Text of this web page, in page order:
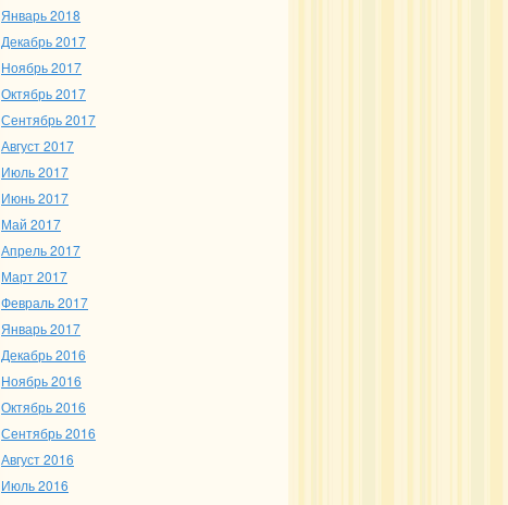
Январь 2018
Декабрь 2017
Ноябрь 2017
Октябрь 2017
Сентябрь 2017
Август 2017
Июль 2017
Июнь 2017
Май 2017
Апрель 2017
Март 2017
Февраль 2017
Январь 2017
Декабрь 2016
Ноябрь 2016
Октябрь 2016
Сентябрь 2016
Август 2016
Июль 2016